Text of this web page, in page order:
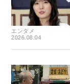
エンタメ
2026.08.04